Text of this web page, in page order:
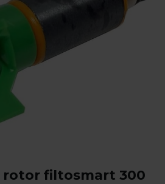
rotor filtosmart 300